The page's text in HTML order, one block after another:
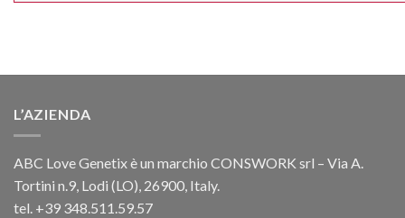
L’AZIENDA
ABC Love Genetix è un marchio CONSWORK srl – Via A.
Tortini n.9, Lodi (LO), 26900, Italy.
tel. +39 348.511.59.57